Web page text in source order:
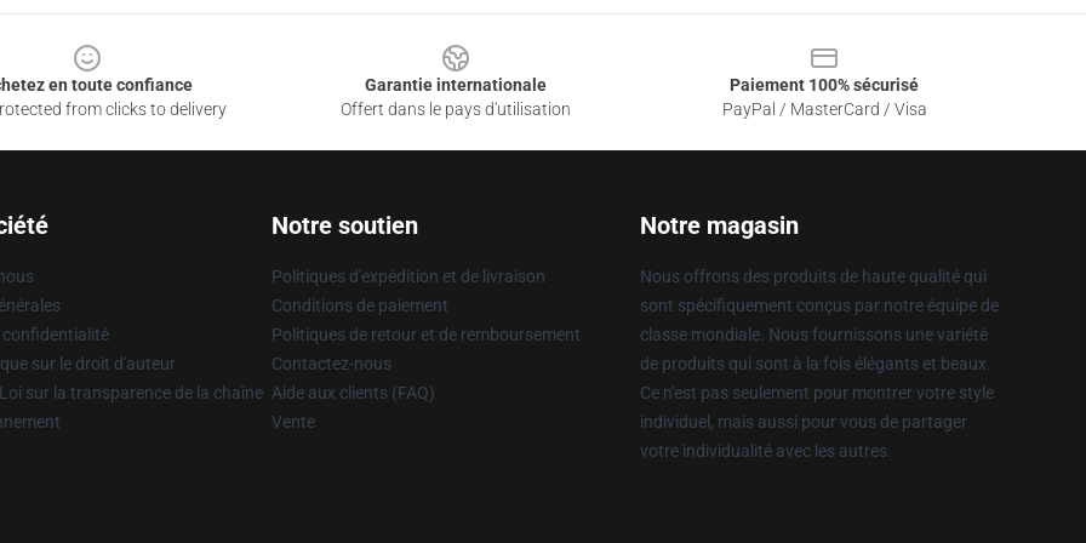
en toute confiance
from clicks to delivery
Garantie internationale
Offert dans le pays d'utilisation
Paiement 100% sécurisé
PayPal / MasterCard / Visa
confidentialité
sur le droit d'auteur
sur la transparence de la chaîne
Notre soutien
Politiques d'expédition et de livraison
Conditions de paiement
Politiques de retour et de remboursement
Contactez-nous
Aide aux clients (FAQ)
Vente
Notre magasin
Nous offrons des produits de haute qualité qui
sont spécifiquement conçus par notre équipe de
classe mondiale. Nous fournissons une variété
de produits qui sont à la fois élégants et beaux.
Ce n'est pas seulement pour montrer votre style
individuel, mais aussi pour vous de partager
votre individualité avec les autres.